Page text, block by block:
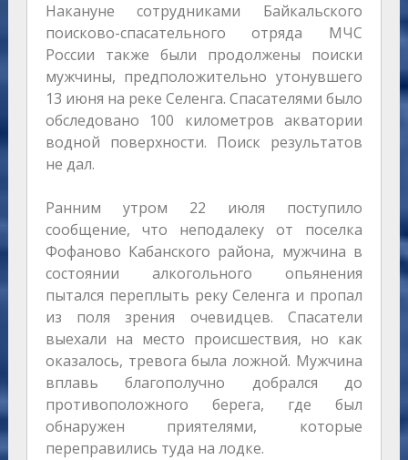
Накануне сотрудниками Байкальского
поисково-спасательного отряда МЧС
России также были продолжены поиски
мужчины, предположительно утонувшего
13 июня на реке Селенга. Спасателями было
обследовано 100 километров акватории
водной поверхности. Поиск результатов
не дал.
Ранним утром 22 июля поступило
сообщение, что неподалеку от поселка
Фофаново Кабанского района, мужчина в
состоянии алкогольного опьянения
пытался переплыть реку Селенга и пропал
из поля зрения очевидцев. Спасатели
выехали на место происшествия, но как
оказалось, тревога была ложной. Мужчина
вплавь благополучно добрался до
противоположного берега, где был
обнаружен приятелями, которые
переправились туда на лодке.